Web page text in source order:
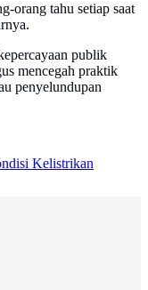
orang tahu setiap saat
publik
mencegah praktik
penyelundupan
Kelistrikan